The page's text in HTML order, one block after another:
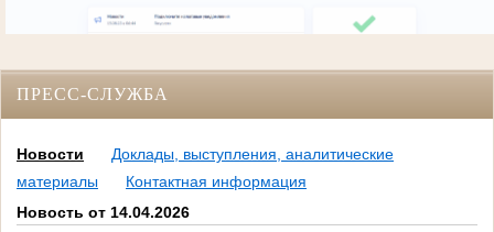
ПРЕСС-СЛУЖБА
Новости
Доклады, выступления, аналитические
материалы
Контактная информация
Новость от 14.04.2026